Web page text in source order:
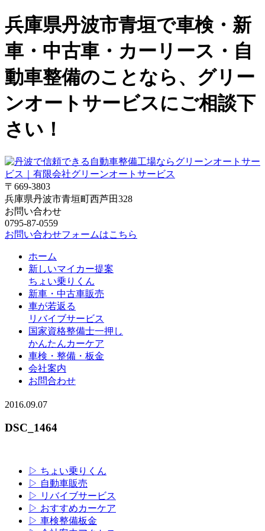
兵庫県丹波市青垣で車検・新
車・中古車・カーリース・自
動車整備のことなら、グリー
ンオートサービスにご相談下
さい！
〒669-3803
兵庫県丹波市青垣町西芦田328
お問い合わせ
0795-87-0559
お問い合わせフォームはこちら
ホーム
新しいマイカー提案
ちょい乗りくん
新車・中古車販売
車が若返る
リバイブサービス
国家資格整備士一押し
かんたんカーケア
車検・整備・板金
会社案内
お問合わせ
2016.09.07
DSC_1464
▷ ちょい乗りくん
▷ 自動車販売
▷ リバイブサービス
▷ おすすめカーケア
▷ 車検整備板金